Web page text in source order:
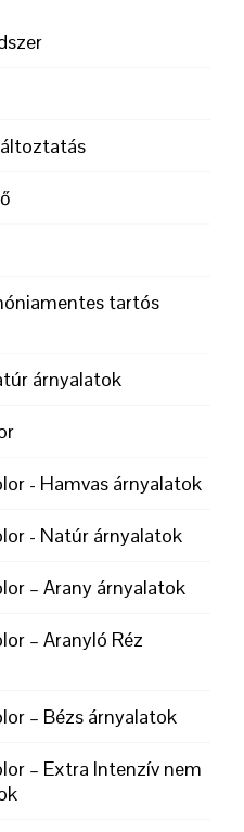
tartós
árnyalatok
- Hamvas árnyalatok
- Natúr árnyalatok
– Arany árnyalatok
– Aranyló Réz
– Bézs árnyalatok
– Extra Intenzív nem